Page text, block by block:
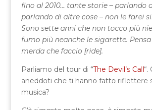
fino al 2010… tante storie – parlando
parlando di altre cose – non le farei
Sono sette anni che non tocco più
fumo più neanche le sigarette.
merda che faccio [ride].
Parliamo del tour di “The Devil’s Call “.
aneddoti che ti hanno fatto riflettere
musica?